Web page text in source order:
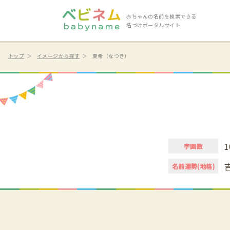
赤ちゃんの名前を検索できる
名づけポータルサイト
トップ イメージから探す 夏希（なつき）
字画数
名前運勢(地格)